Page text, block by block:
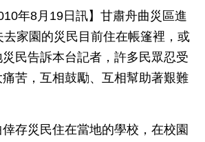
年8月19日訊】甘肅舟曲災區進
去家園的災民目前住在帳篷裡，或
民告訴本台記者，許多民眾忍受
苦，互相鼓勵、互相幫助著艱難
存災民住在當地的學校，在校園